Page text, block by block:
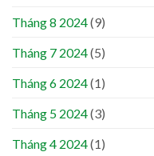
Tháng 8 2024(9)
Tháng 7 2024(5)
Tháng 6 2024(1)
Tháng 5 2024(3)
Tháng 4 2024(1)